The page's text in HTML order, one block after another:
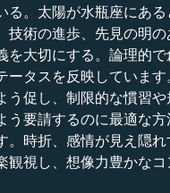
。太陽が水瓶座にあ
術の進歩、先見の明
大切にする。論理的
タスを反映していま
促し、制限的な慣習
要請するのに最適な
時折、感情が見え隠
視し、想像力豊かな